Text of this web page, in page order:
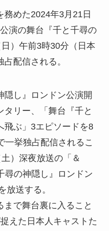
めた2024年3月21日
演の舞台『千と千尋の
）午前3時30分（日本
配信される。
隠し』ロンドン公演開
リー、「舞台『千と
飛ぶ」3エピソードを8
一挙独占配信されるこ
）深夜放送の「＆
尋の神隠し』ロンドン
放送する。
まで舞台裏に入ること
えた日本人キャストた